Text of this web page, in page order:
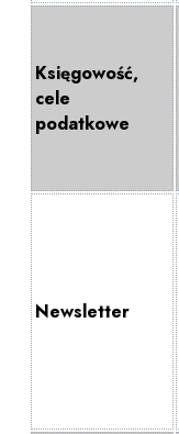
Księgowość,
cele
podatkowe
Newsletter